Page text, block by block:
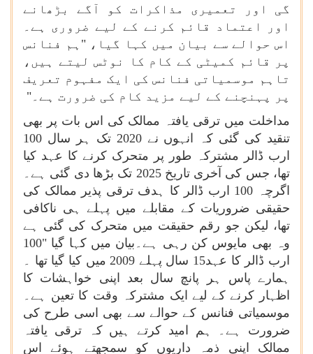
گی اور تعمیری مذاکرات کو آگے بڑھانے
اور اعتماد قائم کرنے کے لیے ضروری ہے۔
اس حوالے سے بیان میں کہا گیا، "ہم فنانس
پر قائم کمیٹی کے کام کا نوٹس لیتے ہیں،
تاہم موسمیاتی فنانس کی ایک مفہوم تعریف
پر پہنچنے کے لیے مزید کام کی ضرورت ہے۔"
مداخلت میں ترقی یافتہ ممالک کی اس بات پر بھی
تنقید کی گئی کہ انہوں نے 2020 تک ہر سال 100
ارب ڈالر مشترکہ طور پر متحرک کرنے کا عہد کیا
تھا، جس کی آخری تاریخ 2025 تک بڑھا دی گئی ہے۔
اگرچہ 100 ارب ڈالر کا ہدف ترقی پذیر ممالک کی
حقیقی ضروریات کے مقابلے میں پہلے ہی ناکافی
تھا، لیکن جو رقم حقیقت میں متحرک کی گئی ہے
وہ بھی مایوس کن رہی ہے۔بیان میں کہا گیا "100
ارب ڈالر کا عہد15 سال پہلے 2009 میں کیا گیا تھا ۔
ہمارے پاس ہر پانچ سال بعد اپنی خواہشات کا
اظہار کرنے کے لیے ایک مشترکہ وقت کا تعین ہے۔
موسمیاتی فنانس کے حوالے سے بھی اسی طرح کی
ضرورت ہے۔ ہم امید کرتے ہیں کہ ترقی یافتہ
ممالک اپنی ذمہ داریوں کو سمجھتے ہوئے اس